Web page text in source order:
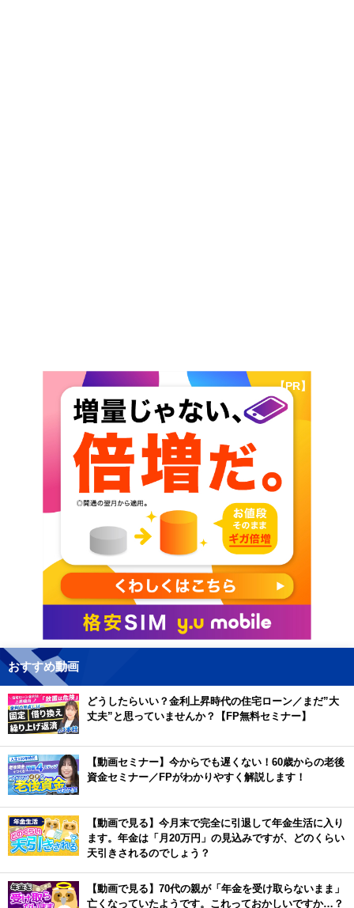
【PR】
おすすめ動画
どうしたらいい？金利上昇時代の住宅ローン／まだ”大
丈夫”と思っていませんか？【FP無料セミナー】
【動画セミナー】今からでも遅くない！60歳からの老後
資金セミナー／FPがわかりやすく解説します！
【動画で見る】今月末で完全に引退して年金生活に入り
ます。年金は「月20万円」の見込みですが、どのくらい
天引きされるのでしょう？
【動画で見る】70代の親が「年金を受け取らないまま」
亡くなっていたようです。これっておかしいですか…？